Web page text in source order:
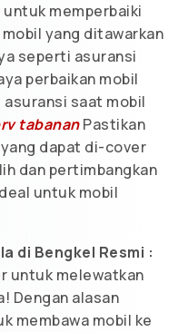
memperbaiki
yang ditawarkan
seperti asuransi
perbaikan mobil
saat mobil
tabananPastikan
dapat di-cover
dan pertimbangkan
untuk mobil
di Bengkel Resmi :
untuk melewatkan
Dengan alasan
membawa mobil ke